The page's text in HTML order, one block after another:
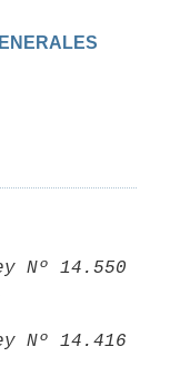
Nº 14.550
Nº 14.416